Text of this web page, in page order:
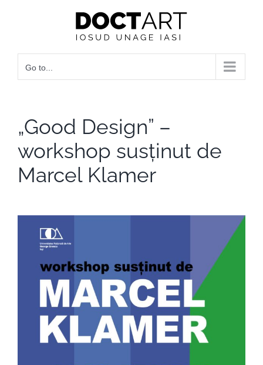
Go to...
„Good Design” –
workshop susținut de
Marcel Klamer